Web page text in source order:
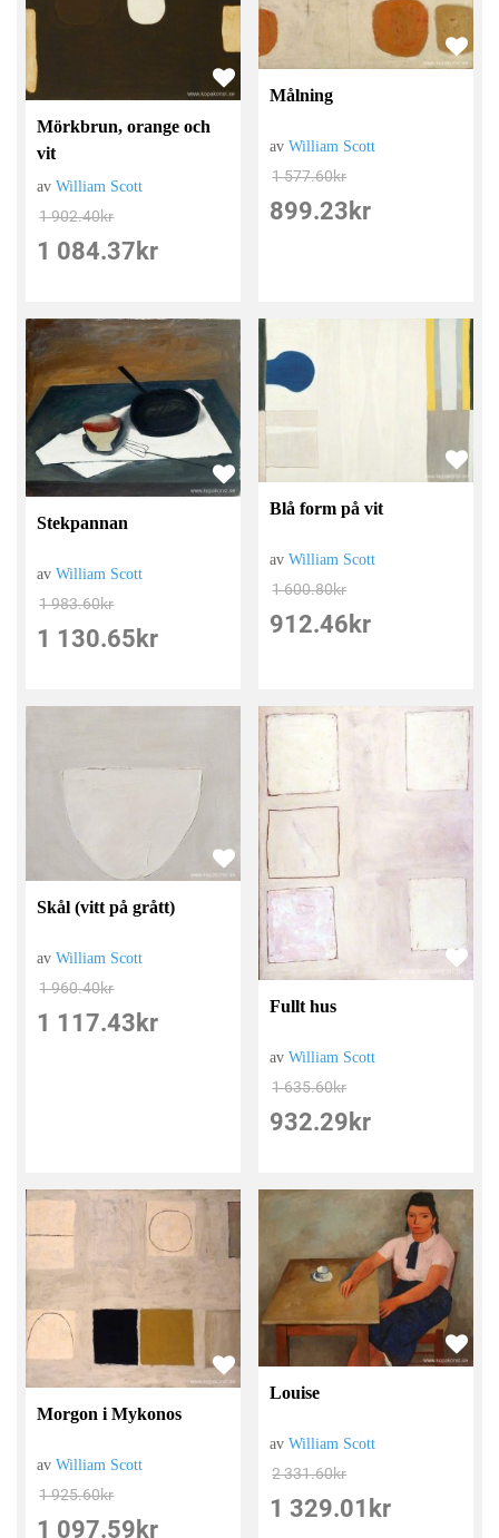
Mörkbrun, orange och
vit
avWilliam Scott
1 902.40kr
1 084.37 kr
Målning
avWilliam Scott
1 577.60kr
899.23 kr
Stekpannan
avWilliam Scott
1 983.60kr
1 130.65 kr
Blå form på vit
avWilliam Scott
1 600.80kr
912.46 kr
Skål (vitt på grått)
avWilliam Scott
1 960.40kr
1 117.43 kr
Fullt hus
avWilliam Scott
1 635.60kr
932.29 kr
Morgon i Mykonos
avWilliam Scott
1 925.60kr
1 097.59 kr
Louise
avWilliam Scott
2 331.60kr
1 329.01 kr